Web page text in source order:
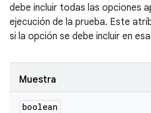
debe incluir todas las opciones
ejecución de la prueba. Este
si la opción se debe incluir en
Muestra
boolean